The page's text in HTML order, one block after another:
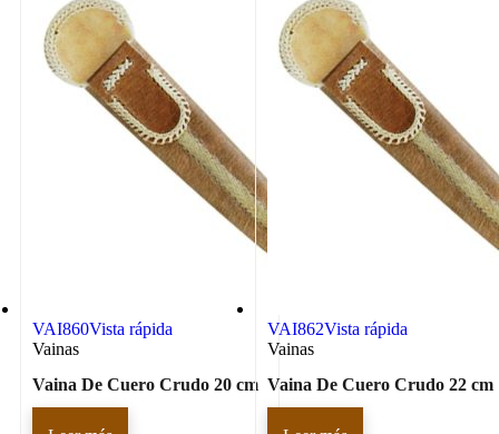
VAI860Vista rápida
Vainas
Vaina De Cuero Crudo 20 cm
VAI862Vista rápida
Vainas
Vaina De Cuero Crudo 22 cm